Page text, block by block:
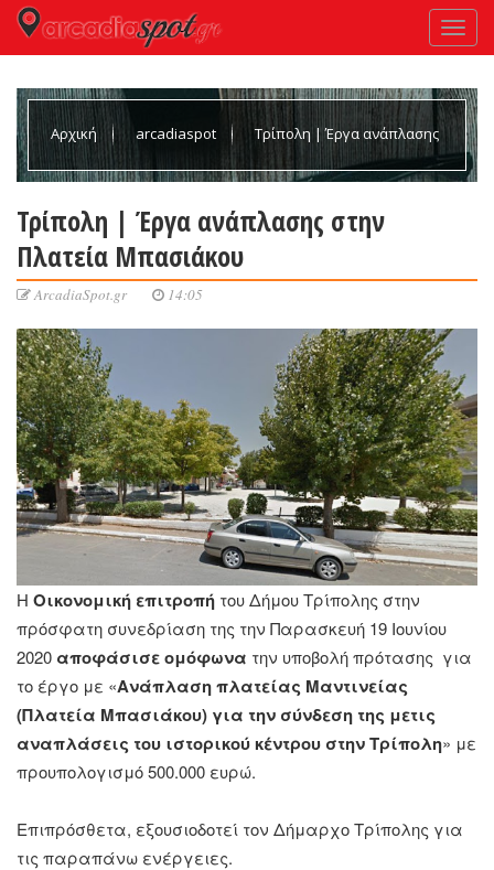
Αρχική arcadiaspot Τρίπολη | Έργα ανάπλασης
Τρίπολη | Έργα ανάπλασης στην
Πλατεία Μπασιάκου
ArcadiaSpot.gr 14:05
Η Οικονομική επιτροπή του Δήμου Τρίπολης στην
πρόσφατη συνεδρίαση της την Παρασκευή 19 Ιουνίου
2020 αποφάσισε ομόφωνα την υποβολή πρότασης  για
το έργο με «Ανάπλαση πλατείας Μαντινείας
(Πλατεία Μπασιάκου) για την σύνδεση της μετις
αναπλάσεις του ιστορικού κέντρου στην Τρίπολη» με
προυπολογισμό 500.000 ευρώ.
Επιπρόσθετα, εξουσιοδοτεί τον Δήμαρχο Τρίπολης για
τις παραπάνω ενέργειες.